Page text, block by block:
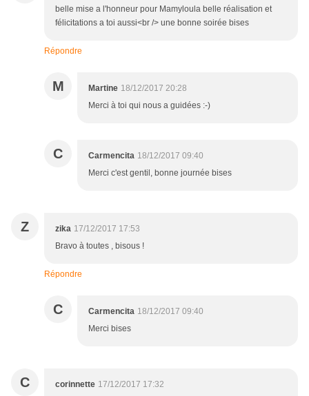
belle mise a l'honneur pour Mamyloula belle réalisation et
félicitations a toi aussi<br /> une bonne soirée bises
Répondre
M Martine 18/12/2017 20:28
Merci à toi qui nous a guidées :-)
C Carmencita 18/12/2017 09:40
Merci c'est gentil, bonne journée bises
Z zika 17/12/2017 17:53
Bravo à toutes , bisous !
Répondre
C Carmencita 18/12/2017 09:40
Merci bises
C corinnette 17/12/2017 17:32